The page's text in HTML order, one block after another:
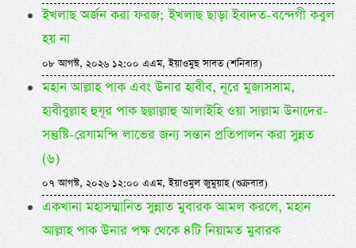
ইখলাছ অর্জন করা ফরজ; ইখলাছ ছাড়া ইবাদত-বন্দেগী কবুল
হয় না
০৮ আগস্ট, ২০২৬ ১২:০০ এএম, ইয়াওমুছ সাবত (শনিবার)
মহান আল্লাহ পাক এবং উনার হাবীব, নূরে মুজাসসাম,
হাবীবুল্লাহ হুযূর পাক ছল্লাল্লাহু আলাইহি ওয়া সাল্লাম উনাদের-
সন্তুষ্টি-রেযামন্দি লাভের জন্য সন্তান প্রতিপালন করা সুন্নত
(৬)
০৭ আগস্ট, ২০২৬ ১২:০০ এএম, ইয়াওমুল জুমুয়াহ (শুক্রবার)
একখানা মহাসম্মানিত সুন্নাত মুবারক আমল করলে, মহান
আল্লাহ পাক উনার পক্ষ থেকে ৪টি নিয়ামত মুবারক